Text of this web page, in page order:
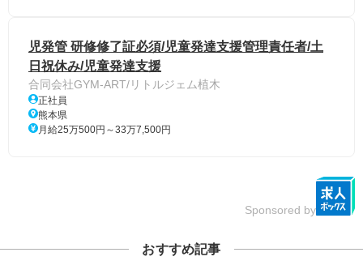
児発管 研修修了証必須/児童発達支援管理責任者/土
日祝休み/児童発達支援
合同会社GYM-ART/リトルジェム植木
正社員
熊本県
月給25万500円～33万7,500円
Sponsored by
おすすめ記事